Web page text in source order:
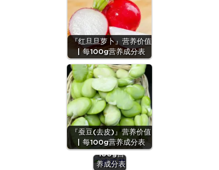
『红旦旦萝卜』营养价值
| 每100g营养成分表
『蚕豆(去皮)』营养价值
| 每100g营养成分表
『豌豆
苗』营养
价值 | 每
100g营
养成分表
『茄子
(均
值)』
营养价
值 | 每
100g